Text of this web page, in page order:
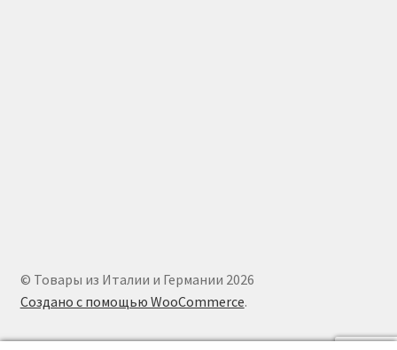
© Товары из Италии и Германии 2026
Создано с помощью WooCommerce.